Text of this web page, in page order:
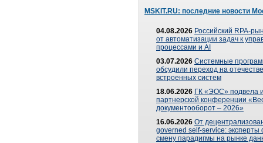
MSKIT.RU: последние новости
04.08.2026 Российский RPA-
от автоматизации задач к
процессами и AI
03.07.2026 Системные
обсудили переход на
встроенных систем
18.06.2026 ГК «ЭОС» подвела
партнерской конференции
документооборот – 2026»
16.06.2026 От
governed self-service: эксперты
смену парадигмы на рынке